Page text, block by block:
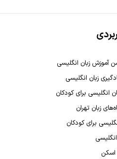
آموزش زبان انگلیسی
زبان انگلیسی
انگلیسی برای کودکان
زبان تهران
برای کودکان
اسکن